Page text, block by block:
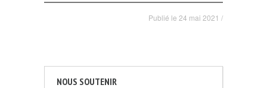
Publié le 24 mai 2021 /
NOUS SOUTENIR